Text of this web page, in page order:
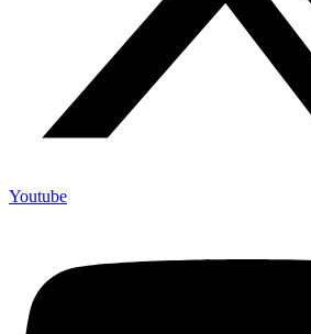
Youtube